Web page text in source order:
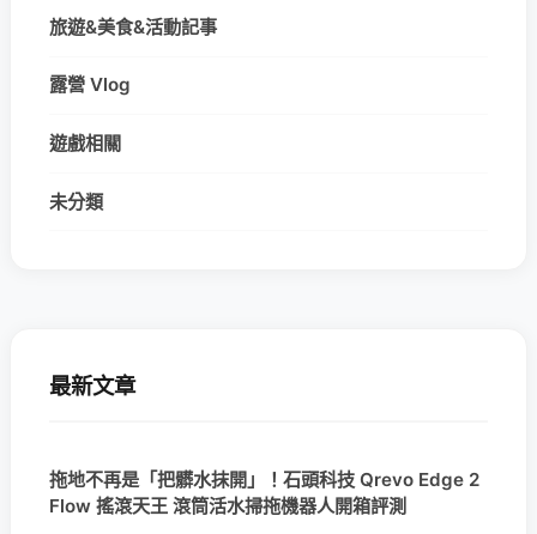
旅遊&美食&活動記事
露營 Vlog
遊戲相關
未分類
最新文章
拖地不再是「把髒水抹開」！石頭科技 Qrevo Edge 2
Flow 搖滾天王 滾筒活水掃拖機器人開箱評測